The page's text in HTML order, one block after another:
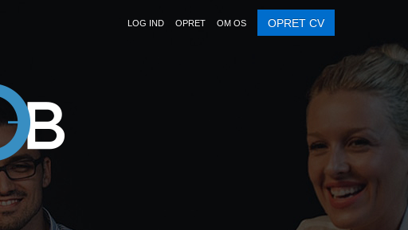
LOG IND OPRET OM OS OPRET CV